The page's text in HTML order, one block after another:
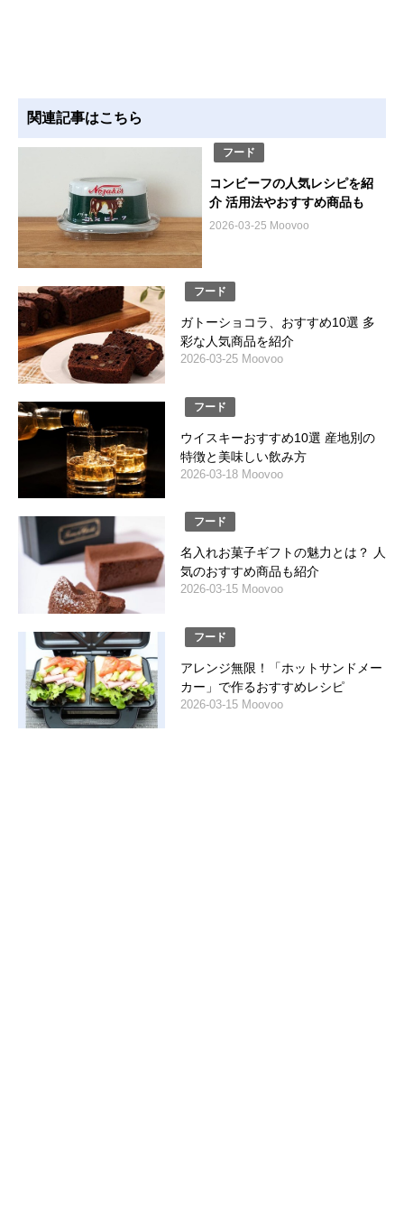
関連記事はこちら
フード
コンビーフの人気レシピを紹
介 活用法やおすすめ商品も
2026-03-25 Moovoo
フード
ガトーショコラ、おすすめ10選 多
彩な人気商品を紹介
2026-03-25 Moovoo
フード
ウイスキーおすすめ10選 産地別の
特徴と美味しい飲み方
2026-03-18 Moovoo
フード
名入れお菓子ギフトの魅力とは？ 人
気のおすすめ商品も紹介
2026-03-15 Moovoo
フード
アレンジ無限！「ホットサンドメー
カー」で作るおすすめレシピ
2026-03-15 Moovoo